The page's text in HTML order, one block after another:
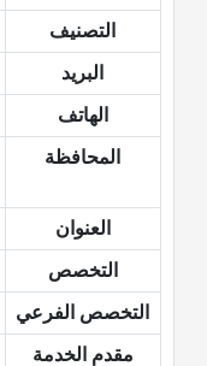
التصنيف
البريد
الهاتف
المحافظة
العنوان
التخصص
التخصص الفرعي
مقدم الخدمة